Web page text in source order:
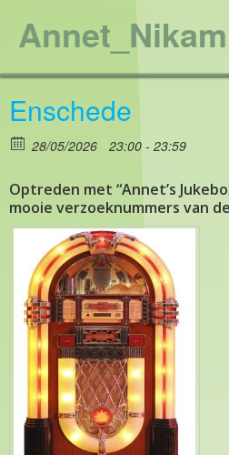
Enschede
28/05/2026 23:00 - 23:59
Optreden met “Annet’s
mooie verzoeknummers van